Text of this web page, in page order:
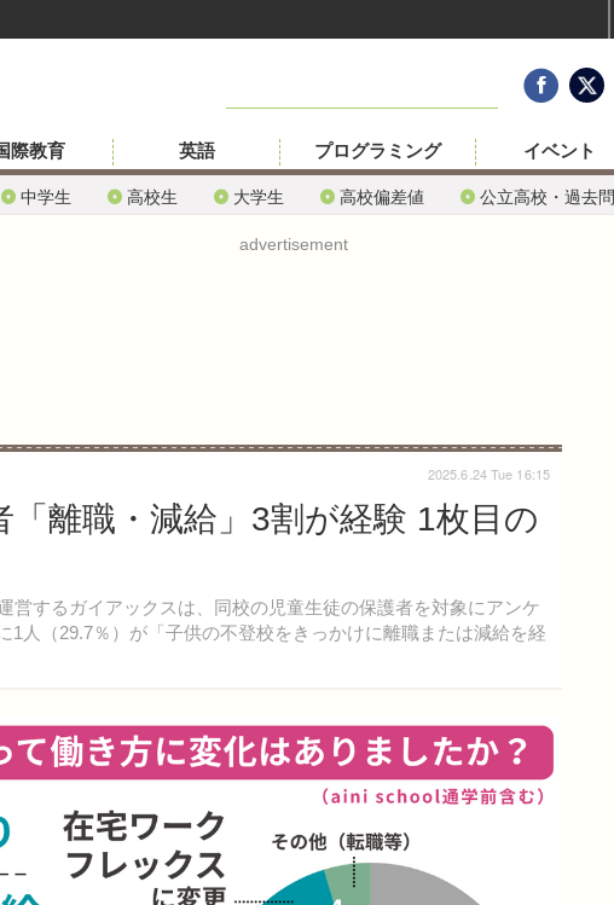
中学生 高校生 大学生 高校偏差値 公立高校・過去問
際教育 英語 プログラミング イベント
advertisement
離職・減給」3割が経験 1枚目の
するガイアックスは、同校の児童生徒の保護者を対象にアンケ
人（29.7％）が「子供の不登校をきっかけに離職または減給を経
2025.6.24 Tue 16:15